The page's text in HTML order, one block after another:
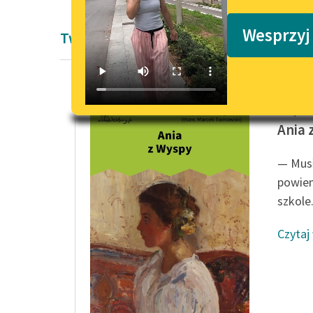
Twórczość Lucy Maud Montgomery
Ania
—
Czytaj